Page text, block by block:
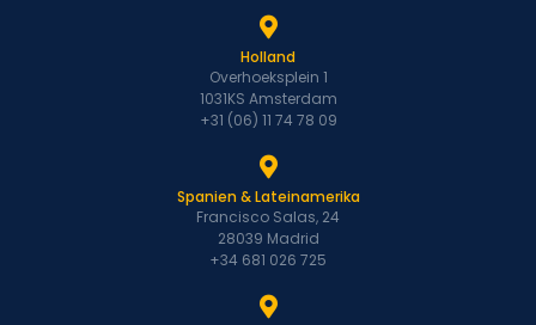
Holland
Overhoeksplein 1
1031KS Amsterdam
+31 (06) 11 74 78 09
Spanien & Lateinamerika
Francisco Salas, 24
28039 Madrid
+34 681 026 725